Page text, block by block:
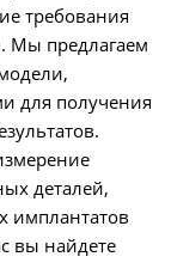
требования
Мы предлагаем
для получения
деталей,
имплантатов
вы найдете